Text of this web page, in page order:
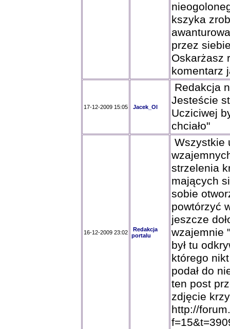
kszyka
przez
Oskarżasz
komentarz
17-12-2009 15:05 Jacek_Ol
Redakcja
Jesteście
Ucziciwej
chciało"
16-12-2009 23:02
Redakcja
portalu
Wszystkie
strzelenia
mających
sobie
powtórzyć
jeszcze
wzajemnie
był tu
którego
podał do
ten post
zdjęcie
http://